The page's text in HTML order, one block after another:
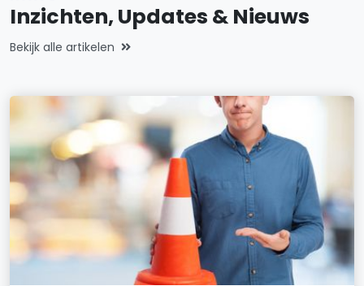
Inzichten, Updates & Nieuws
Bekijk alle artikelen